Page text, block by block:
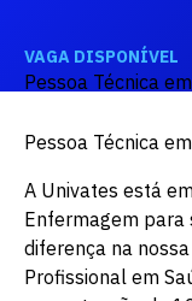
VAGA DISPONÍVEL
Pessoa Técnica
Pessoa Técnica
A Univates está
Enfermagem para
diferença na
Profissional em